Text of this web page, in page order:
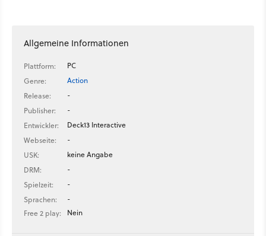
Allgemeine Informationen
Plattform:
PC
Genre:
Action
Release:
-
Publisher:
-
Entwickler:
Deck13 Interactive
Webseite:
-
USK:
keine Angabe
DRM:
-
Spielzeit:
-
Sprachen:
-
Free 2 play:
Nein